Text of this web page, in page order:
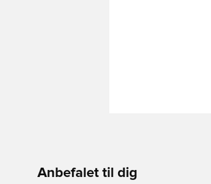
Anbefalet til dig